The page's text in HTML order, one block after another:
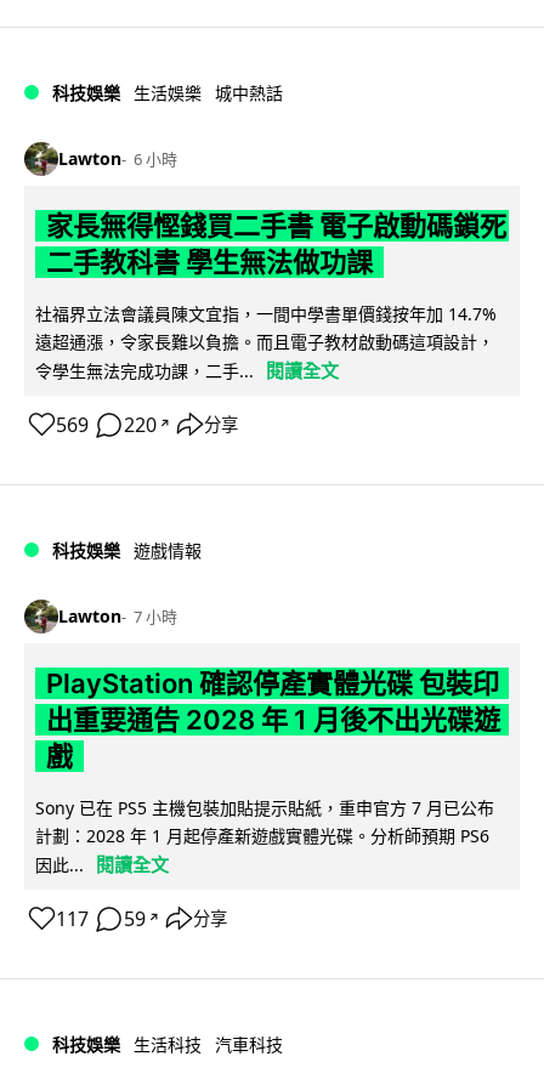
科技娛樂 生活娛樂 城中熱話
Lawton 6 小時
家長無得慳錢買二手書 電子啟動碼鎖死
二手教科書 學生無法做功課
社福界立法會議員陳文宜指，一間中學書單價錢按年加 14.7%
遠超通漲，令家長難以負擔。而且電子教材啟動碼這項設計，
令學生無法完成功課，二手...
閱讀全文
569 220 ↗ 分享
科技娛樂 遊戲情報
Lawton 7 小時
PlayStation 確認停產實體光碟 包裝印
出重要通告 2028 年 1 月後不出光碟遊
戲
Sony 已在 PS5 主機包裝加貼提示貼紙，重申官方 7 月已公布
計劃：2028 年 1 月起停產新遊戲實體光碟。分析師預期 PS6
因此...
閱讀全文
117 59 ↗ 分享
科技娛樂 生活科技 汽車科技